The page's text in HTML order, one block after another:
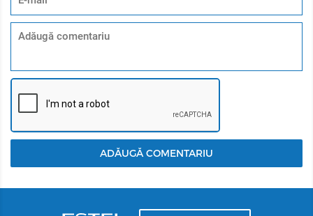
ADĂUGĂ COMENTARIU